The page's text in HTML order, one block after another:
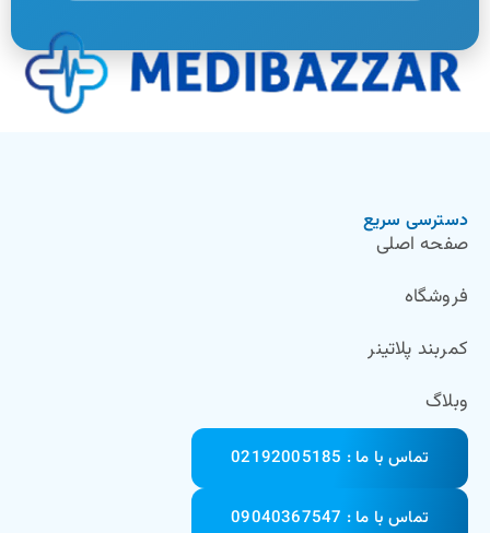
دسترسی سریع
صفحه اصلی
فروشگاه
کمربند پلاتینر
وبلاگ
تماس با ما : 02192005185
تماس با ما : 09040367547